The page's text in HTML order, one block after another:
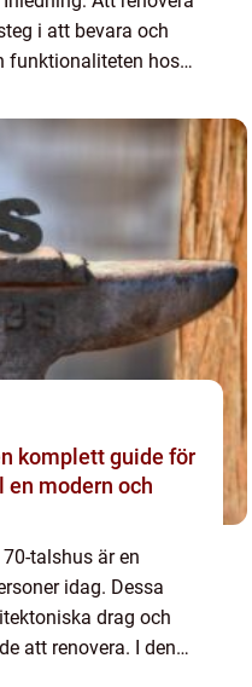
i att bevara och
funktionaliteten hos
komplett guide för
modern och
talshus är en
idag. Dessa
drag och
att renovera. I denna